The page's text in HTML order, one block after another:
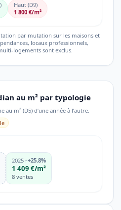
Haut (D9)
1 800 €/m²
par mutation sur les maisons et
locaux professionnels,
logements sont exclus.
au m² par typologie
m² (D5) d’une année à l’autre.
2025 ↑+25.8%
1 409 €/m²
8 ventes